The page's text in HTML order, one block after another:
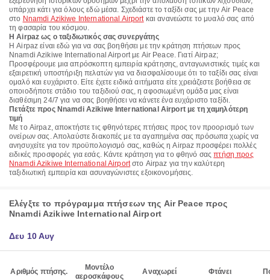
υπάρχει κάτι για όλους εδώ μέσα. Σχεδιάστε το ταξίδι σας με την Air Peace
στο Nnamdi Azikiwe International Airportκαι ανανεώστε το μυαλό σας από
τη φασαρία του κόσμου.
Η Airpaz ως ο ταξιδιωτικός σας συνεργάτης
Η Airpaz είναι εδώ για να σας βοηθήσει με την κράτηση πτήσεων προς
Nnamdi Azikiwe International Airport με Air Peace. Γιατί Airpaz;
Προσφέρουμε μια απρόσκοπτη εμπειρία κράτησης, ανταγωνιστικές τιμές και
εξαιρετική υποστήριξη πελατών για να διασφαλίσουμε ότι το ταξίδι σας είναι
ομαλό και ευχάριστο. Είτε έχετε ειδικά αιτήματα είτε χρειάζεστε βοήθεια σε
οποιοδήποτε στάδιο του ταξιδιού σας, η αφοσιωμένη ομάδα μας είναι
διαθέσιμη 24/7 για να σας βοηθήσει να κάνετε ένα ευχάριστο ταξίδι.
Πετάξτε προς Nnamdi Azikiwe International Airport με τη χαμηλότερη
τιμή
Με το Airpaz, αποκτήστε τις φθηνότερες πτήσεις προς τον προορισμό των
ονείρων σας. Απολαύστε διακοπές με τα αγαπημένα σας πρόσωπα χωρίς να
ανησυχείτε για τον προϋπολογισμό σας, καθώς η Airpaz προσφέρει πολλές
ειδικές προσφορές για εσάς. Κάντε κράτηση για το φθηνό σαςπτήση προς
Nnamdi Azikiwe International Airportστο Airpaz για την καλύτερη
ταξιδιωτική εμπειρία και ασυναγώνιστες εξοικονομήσεις.
Ελέγξτε το πρόγραμμα πτήσεων της Air Peace προς
Nnamdi Azikiwe International Airport
Δευ 10 Αυγ
Αριθμός πτήσης.
Μοντέλο
αεροσκάφους
Αναχωρεί Φτάνει